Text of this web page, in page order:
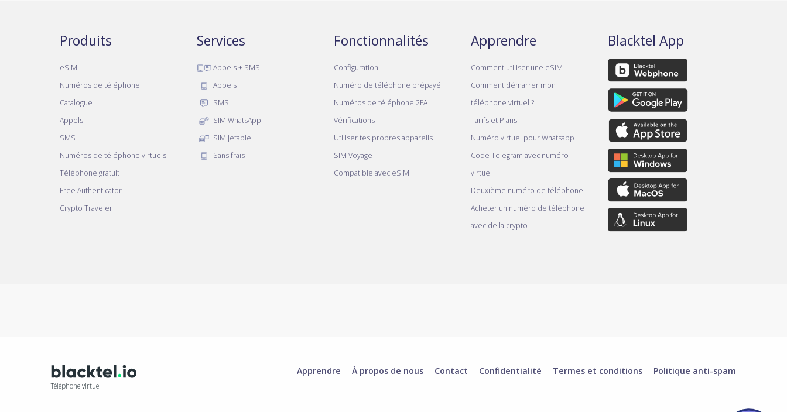
Produits
eSIM
Numéros de téléphone
Catalogue
Appels
SMS
Numéros de téléphone virtuels
Téléphone gratuit
Free Authenticator
Crypto Traveler
Services
Appels + SMS
Appels
SMS
SIM WhatsApp
SIM jetable
Sans frais
Fonctionnalités
Configuration
Numéro de téléphone prépayé
Numéros de téléphone 2FA
Vérifications
Utiliser tes propres appareils
SIM Voyage
Compatible avec eSIM
Apprendre
Comment utiliser une eSIM
Comment démarrer mon
téléphone virtuel ?
Tarifs et Plans
Numéro virtuel pour Whatsapp
Code Telegram avec numéro
virtuel
Deuxième numéro de téléphone
Acheter un numéro de téléphone
avec de la crypto
Blacktel App
Téléphone virtuel
Apprendre À propos de nous Contact Confidentialité Termes et conditions Politique anti-spam